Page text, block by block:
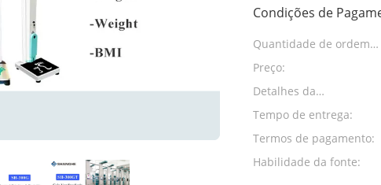
Condições de
Quantidade de ordem
mínima:
Preço:
Detalhes da
embalagem:
Tempo de entrega:
Termos de pagamento:
Habilidade da fonte: